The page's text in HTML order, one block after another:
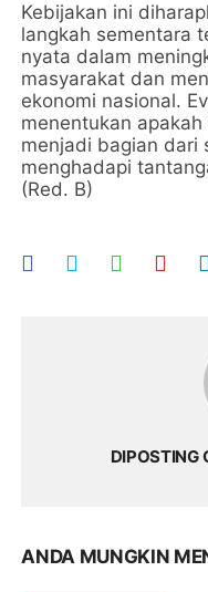
Kebijakan ini
langkah sementara
nyata dalam
masyarakat dan
ekonomi nasional.
menentukan
menjadi bagian dari
menghadapi
(Red. B)
DIPOSTING
ANDA MUNGKIN